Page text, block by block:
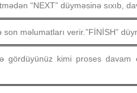
“NEXT” düyməsinə sıxıb,
məlumatları verir.”FİNİSH”
gördüyünüz kimi proses